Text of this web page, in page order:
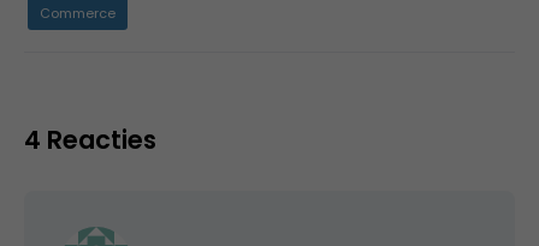
Commerce
4 Reacties